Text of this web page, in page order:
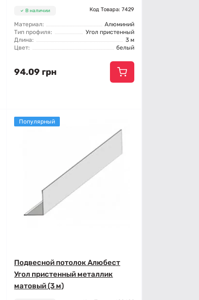
В наличии Код Товара: 7429
Материал:
Алюминий
Тип профиля:
Угол пристенный
Длина:
3 м
Цвет:
белый
94.09 грн
Популярный
Подвесной потолок Алюбест
Угол пристенный металлик
матовый (3 м)